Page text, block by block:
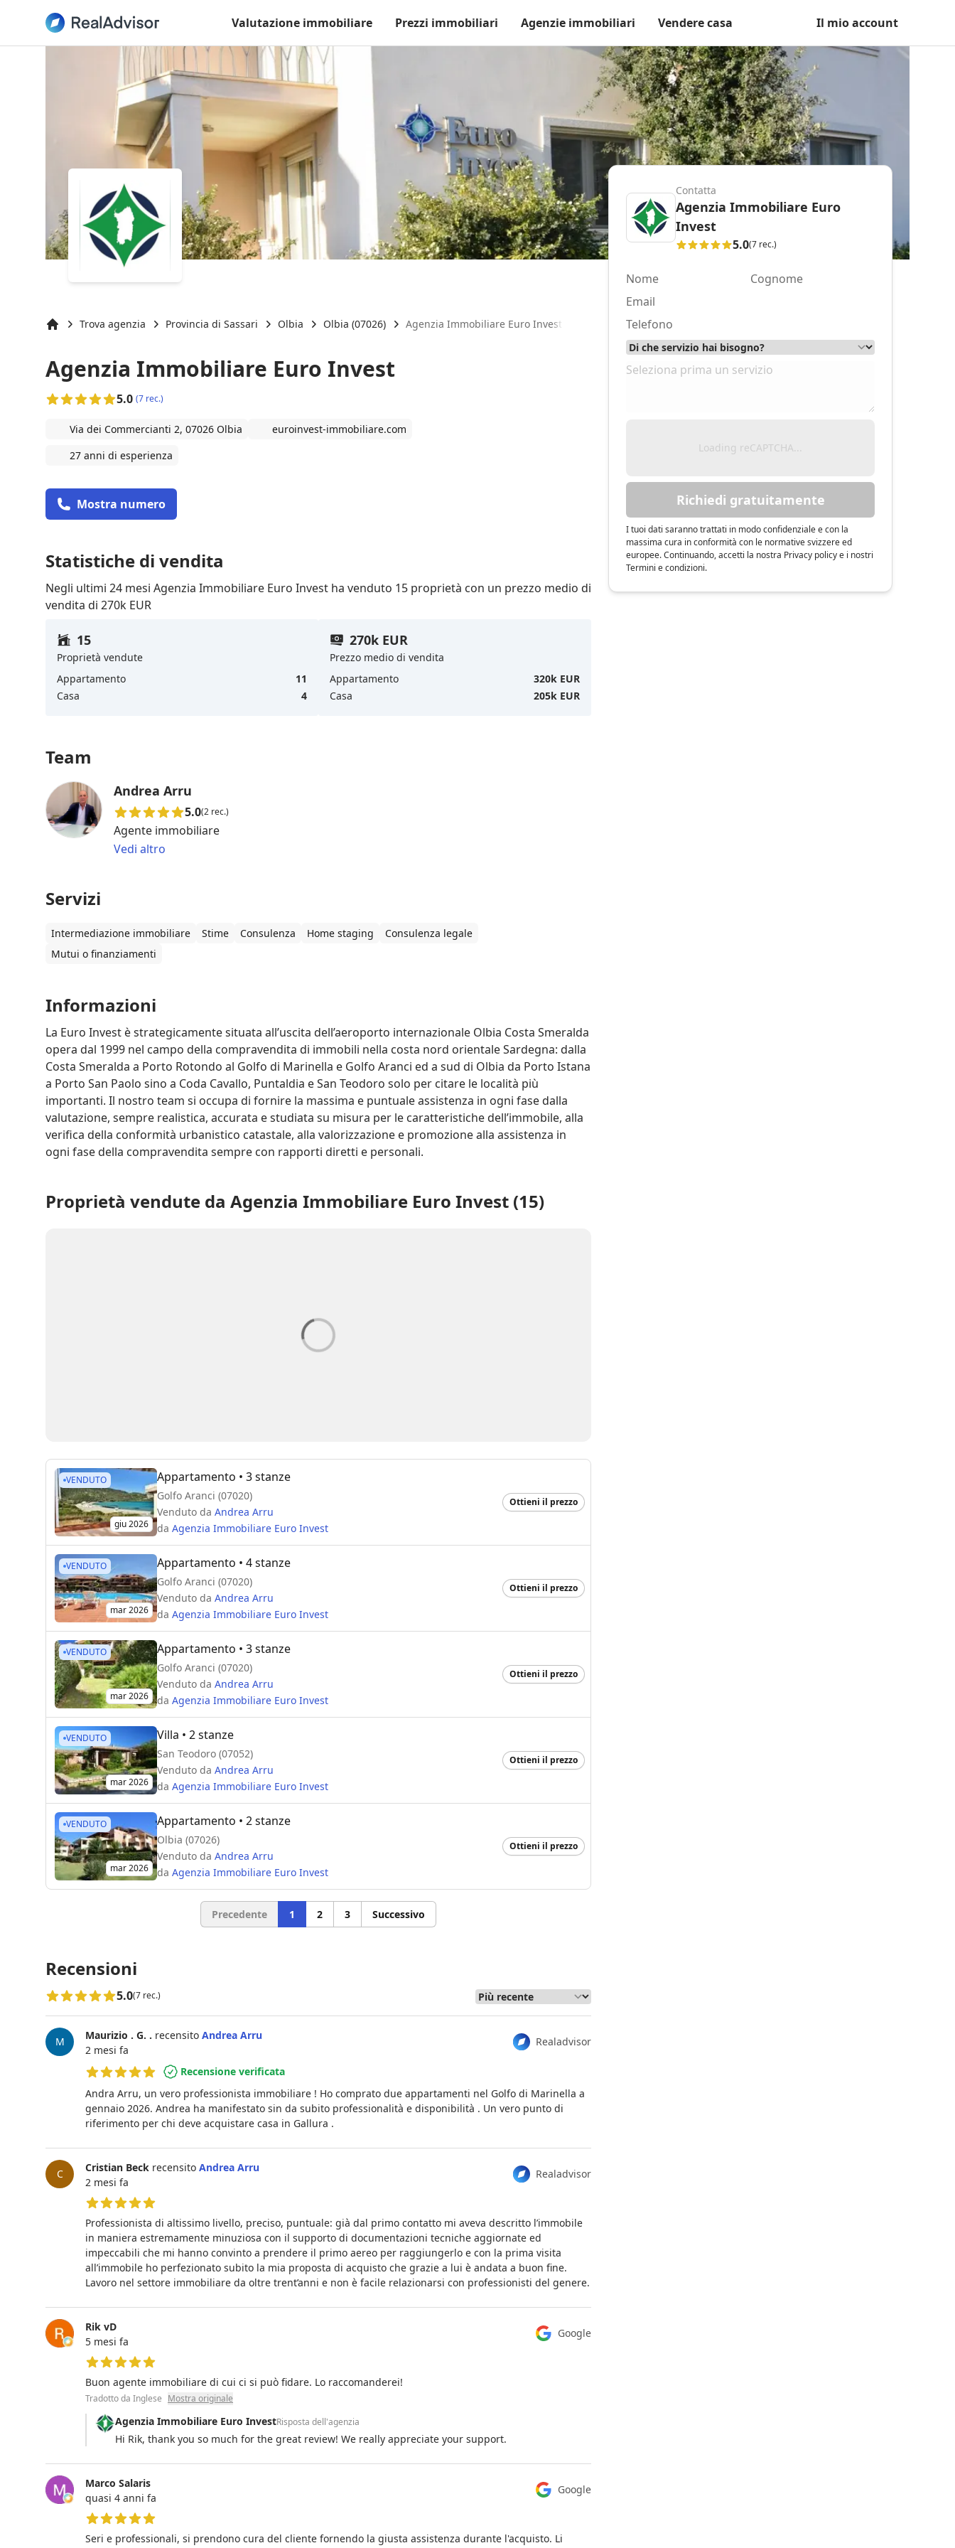
Valutazione immobiliare Prezzi immobiliari Agenzie immobiliari Vendere casa Il mio account
Trova agenzia Provincia di Sassari Olbia Olbia (07026) Agenzia Immobiliare Euro Invest
Agenzia Immobiliare Euro Invest
5.0 (7 rec.)
Via dei Commercianti 2, 07026 Olbia
euroinvest-immobiliare.com
27 anni di esperienza
Mostra numero
Statistiche di vendita
Negli ultimi 24 mesi Agenzia Immobiliare Euro Invest ha venduto 15 proprietà con un prezzo medio di
vendita di 270k EUR
15
Proprietà vendute
Appartamento
11
Casa
4
270k EUR
Prezzo medio di vendita
Appartamento
320k EUR
Casa
205k EUR
Team
Andrea Arru
5.0(2 rec.)
Agente immobiliare
Vedi altro
Servizi
Intermediazione immobiliare Stime Consulenza Home staging
Consulenza legale
Mutui o finanziamenti
Informazioni
La Euro Invest è strategicamente situata all’uscita dell’aeroporto internazionale Olbia Costa Smeralda
opera dal 1999 nel campo della compravendita di immobili nella costa nord orientale Sardegna: dalla
Costa Smeralda a Porto Rotondo al Golfo di Marinella e Golfo Aranci ed a sud di Olbia da Porto Istana
a Porto San Paolo sino a Coda Cavallo, Puntaldia e San Teodoro solo per citare le località più
importanti. Il nostro team si occupa di fornire la massima e puntuale assistenza in ogni fase dalla
valutazione, sempre realistica, accurata e studiata su misura per le caratteristiche dell’immobile, alla
verifica della conformità urbanistico catastale, alla valorizzazione e promozione alla assistenza in
ogni fase della compravendita sempre con rapporti diretti e personali.
Proprietà vendute da Agenzia Immobiliare Euro Invest (15)
VENDUTO
giu 2026
Appartamento • 3 stanze
Golfo Aranci (07020)
Venduto da Andrea Arru
da Agenzia Immobiliare Euro Invest
Ottieni il prezzo
VENDUTO
mar 2026
Appartamento • 4 stanze
Golfo Aranci (07020)
Venduto da Andrea Arru
da Agenzia Immobiliare Euro Invest
Ottieni il prezzo
VENDUTO
mar 2026
Appartamento • 3 stanze
Golfo Aranci (07020)
Venduto da Andrea Arru
da Agenzia Immobiliare Euro Invest
Ottieni il prezzo
VENDUTO
mar 2026
Villa • 2 stanze
San Teodoro (07052)
Venduto da Andrea Arru
da Agenzia Immobiliare Euro Invest
Ottieni il prezzo
VENDUTO
mar 2026
Appartamento • 2 stanze
Olbia (07026)
Venduto da Andrea Arru
da Agenzia Immobiliare Euro Invest
Ottieni il prezzo
Precedente 1 2 3 Successivo
Recensioni
5.0(7 rec.)
M Realadvisor
Maurizio . G. . recensito Andrea Arru
2 mesi fa
Recensione verificata
5 su 5 stelle
Andra Arru, un vero professionista immobiliare ! Ho comprato due appartamenti nel Golfo di Marinella a
gennaio 2026. Andrea ha manifestato sin da subito professionalità e disponibilità . Un vero punto di
riferimento per chi deve acquistare casa in Gallura .
C Realadvisor
Cristian Beck recensito Andrea Arru
2 mesi fa
5 su 5 stelle
Professionista di altissimo livello, preciso, puntuale: già dal primo contatto mi aveva descritto l’immobile
in maniera estremamente minuziosa con il supporto di documentazioni tecniche aggiornate ed
impeccabili che mi hanno convinto a prendere il primo aereo per raggiungerlo e con la prima visita
all’immobile ho perfezionato subito la mia proposta di acquisto che grazie a lui è andata a buon fine.
Lavoro nel settore immobiliare da oltre trent’anni e non è facile relazionarsi con professionisti del genere.
Google
Rik vD
5 mesi fa
Buon agente immobiliare di cui ci si può fidare. Lo raccomanderei!
Tradotto da Inglese Mostra originale
Agenzia Immobiliare Euro InvestRisposta dell'agenzia
Hi Rik, thank you so much for the great review! We really appreciate your support.
Google
Marco Salaris
quasi 4 anni fa
5 su 5 stelle
Seri e professionali, si prendono cura del cliente fornendo la giusta assistenza durante l'acquisto. Li
Contatta
Agenzia Immobiliare Euro
Invest
5.0(7 rec.)
Loading reCAPTCHA...
Richiedi gratuitamente
I tuoi dati saranno trattati in modo confidenziale e con la
massima cura in conformità con le normative svizzere ed
europee. Continuando, accetti la nostra Privacy policy e i nostri
Termini e condizioni.